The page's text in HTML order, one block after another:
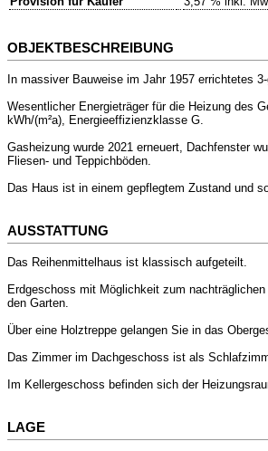
OBJEKTBESCHREIBUNG
In massiver Bauweise im Jahr 1957 errichtetes
Wesentlicher Energieträger für die Heizung des
kWh/(m²a), Energieeffizienzklasse G.
Gasheizung wurde 2021 erneuert, Dachfenster
Fliesen- und Teppichböden.
Das Haus ist in einem gepflegtem Zustand und
AUSSTATTUNG
Das Reihenmittelhaus ist klassisch aufgeteilt.
Erdgeschoss mit Möglichkeit zum
den Garten.
Über eine Holztreppe gelangen Sie in das
Das Zimmer im Dachgeschoss ist als
Im Kellergeschoss befinden sich der
LAGE